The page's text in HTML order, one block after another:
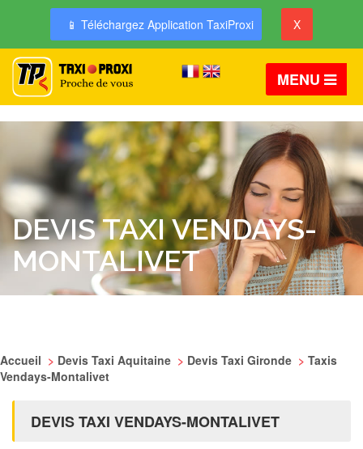
📱 Téléchargez Application TaxiProxi X
MENU
DEVIS TAXI VENDAYS-
MONTALIVET
Accueil > Devis Taxi Aquitaine > Devis Taxi Gironde > Taxis
Vendays-Montalivet
DEVIS TAXI VENDAYS-MONTALIVET